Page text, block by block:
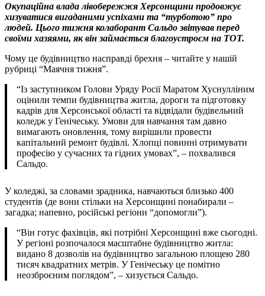
Окупаційна влада лівобережжя Херсонщини продовжує
хизуватися вигаданими успіхами та “турботою” про
людей. Цього тижня колаборант Сальдо звітував перед
своїми хазяями, як він займається благоустроєм на ТОТ.
Чому це будівництво насправді брехня – читайте у нашій
рубриці “Маячня тижня”.
“Із заступником Голови Уряду Росії Маратом Хуснулліним
оцінили темпи будівництва житла, дороги та підготовку
кадрів для Херсонської області та відвідали будівельний
коледж у Генічеську. Умови для навчання там давно
вимагають оновлення, тому вирішили провести
капітальний ремонт будівлі. Хлопці повинні отримувати
професію у сучасних та гідних умовах”, – похвалився
Сальдо.
У коледжі, за словами зрадника, навчаються близько 400
студентів (де вони стільки на Херсонщині понабирали –
загадка; напевно, російські регіони “допомогли”).
“Він готує фахівців, які потрібні Херсонщині вже сьогодні.
У регіоні розпочалося масштабне будівництво житла:
видано 8 дозволів на будівництво загальною площею 280
тисяч квадратних метрів. У Генічеську це помітно
неозброєним поглядом”, – хизується Сальдо.